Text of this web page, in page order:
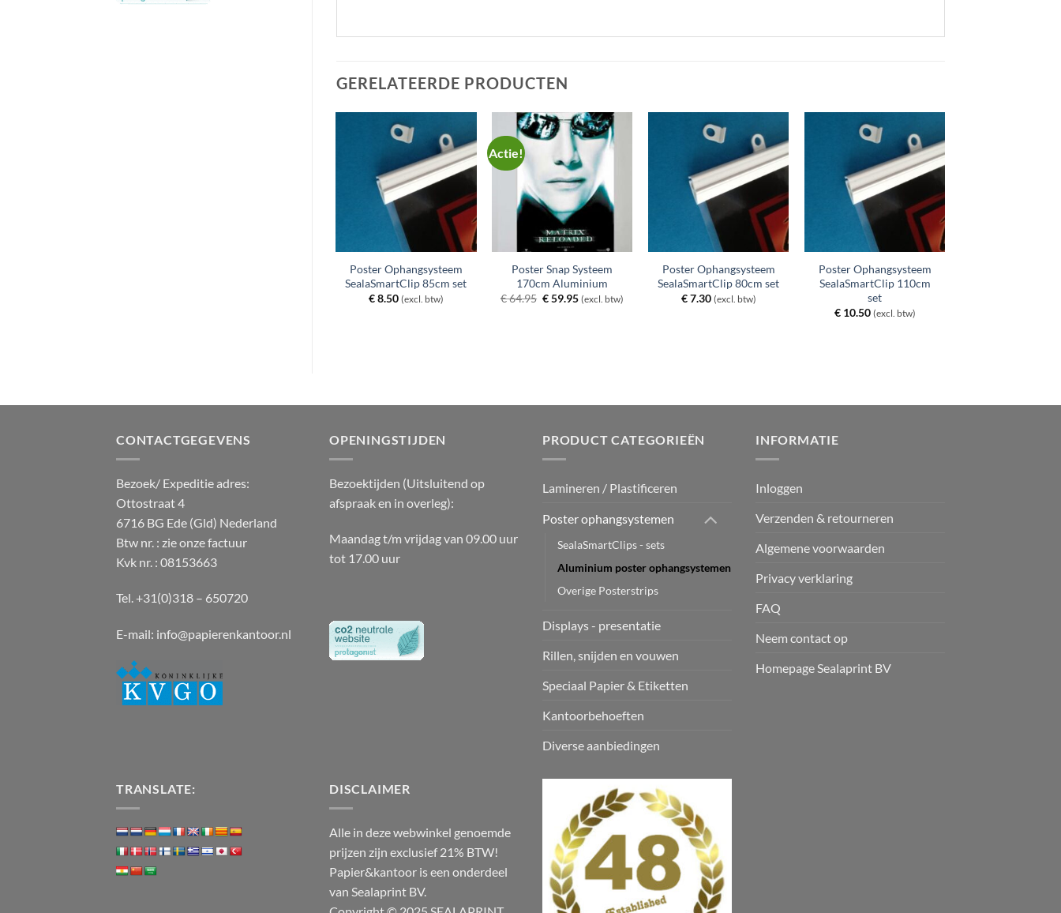
GERELATEERDE PRODUCTEN
Poster Ophangsysteem
SealaSmartClip 85cm set
€8.50 (excl. btw)
Actie!
Poster Snap Systeem
170cm Aluminium
€64.95 Oorspronkelijke
€59.95Huidige
prijs
(excl. btw)
Poster Ophangsysteem
SealaSmartClip 80cm set
€7.30 (excl. btw)
Poster Ophangsysteem
SealaSmartClip 110cm
set
€10.50 (excl. btw)
CONTACTGEGEVENS
Bezoek/ Expeditie adres:
Ottostraat 4
6716 BG Ede (Gld) Nederland
Btw nr. : zie onze factuur
Kvk nr. : 08153663
Tel. +31(0)318 – 650720
E-mail: info@papierenkantoor.nl
OPENINGSTIJDEN
Bezoektijden (Uitsluitend op
afspraak en in overleg):
Maandag t/m vrijdag van 09.00 uur
tot 17.00 uur
PRODUCT CATEGORIEËN
Lamineren / Plastificeren
Poster ophangsystemen
SealaSmartClips - sets
Aluminium poster ophangsystemen
Overige Posterstrips
Displays - presentatie
Rillen, snijden en vouwen
Speciaal Papier & Etiketten
Kantoorbehoeften
Diverse aanbiedingen
INFORMATIE
Inloggen
Verzenden & retourneren
Algemene voorwaarden
Privacy verklaring
FAQ
Neem contact op
Homepage Sealaprint BV
TRANSLATE: DISCLAIMER
Alle in deze webwinkel genoemde
prijzen zijn exclusief 21% BTW!
Papier&kantoor is een onderdeel
van Sealaprint BV.